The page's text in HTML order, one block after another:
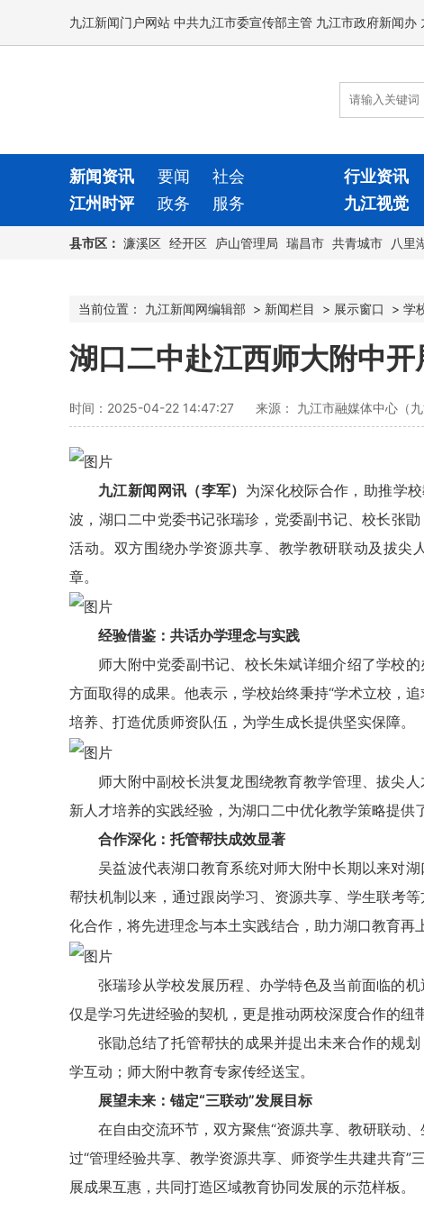
九江新闻门户网站 中共九江市委宣传部主管 九江市政府新闻
新闻资讯 要闻 社会 行业资讯
江州时评
政务 服务 九江视觉
县市区： 濂溪区 经开区 庐山管理局 瑞昌市 共青城市 八里
当前位置： 九江新闻网编辑部 > 新闻栏目 > 展示窗口 > 学
湖口二中赴江西师大附中
时间：2025-04-22 14:47:27 来源： 九江市融媒体中心（
九江新闻网讯（李军） 为深化校际合作，助推学
波，湖口二中党委书记张瑞珍，党委副书记、校长张
活动。双方围绕办学资源共享、教学教研联动及拔尖
章。
经验借鉴：共话办学理念与实践‌
师大附中党委副书记、校长朱斌详细介绍了学校
方面取得的成果。他表示，学校始终秉持“学术立校，
培养、打造优质师资队伍，为学生成长提供坚实保障。
师大附中副校长洪复龙围绕教育教学管理、拔尖
新人才培养的实践经验，为湖口二中优化教学策略提供
合作深化：托管帮扶成效显著‌
吴益波代表湖口教育系统对师大附中长期以来对
帮扶机制以来，通过跟岗学习、资源共享、学生联考
化合作，将先进理念与本土实践结合，助力湖口教育再
张瑞珍从学校发展历程、办学特色及当前面临的
仅是学习先进经验的契机，更是推动两校深度合作的纽带
张勖总结了托管帮扶的成果并提出未来合作的规
学互动；师大附中教育专家传经送宝。
展望未来：锚定“三联动”发展目标‌
在自由交流环节，双方聚焦“资源共享、教研联动
过“管理经验共享、教学资源共享、师资学生共建共育
展成果互惠，共同打造区域教育协同发展的示范样板。